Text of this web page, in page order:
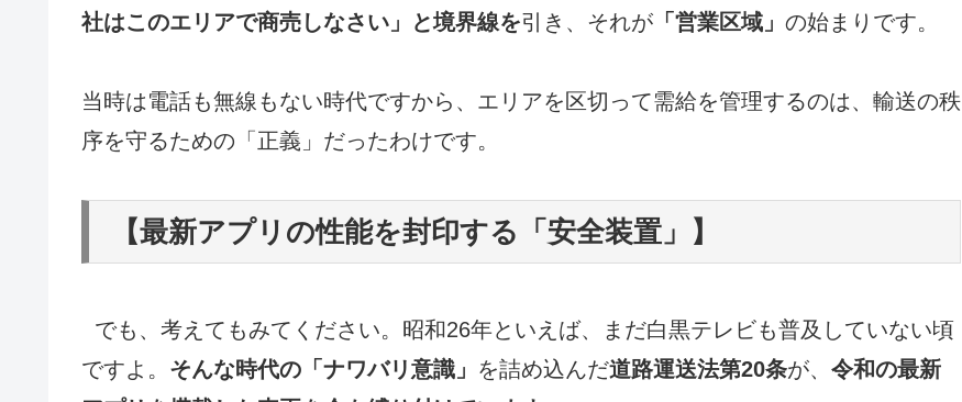
社はこのエリアで商売しなさい」と境界線を引き、それが 「営業区域」 の始まりです。
当時は電話も無線もない時代ですから、エリアを区切って需給を管理するのは、輸送の秩
序を守るための「正義」だったわけです。
【最新アプリの性能を封印する「安全装置」】
でも、考えてもみてください。昭和26年といえば、まだ白黒テレビも普及していない頃
ですよ。 そんな時代の「ナワバリ意識」 を詰め込んだ道路運送法第20条が、 令和の最新